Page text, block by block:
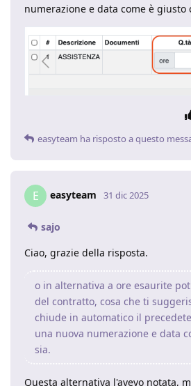
numerazione e data come è giusto
easyteam ha risposto a questo
E easyteam 31 dic 2025
sajo
Ciao, grazie della risposta.
o in alternativa a ore esaurite
del contratto, cosa che ti
chiude in automatico il
una nuova numerazione e data
sia.
Questa alternativa l'avevo notata,